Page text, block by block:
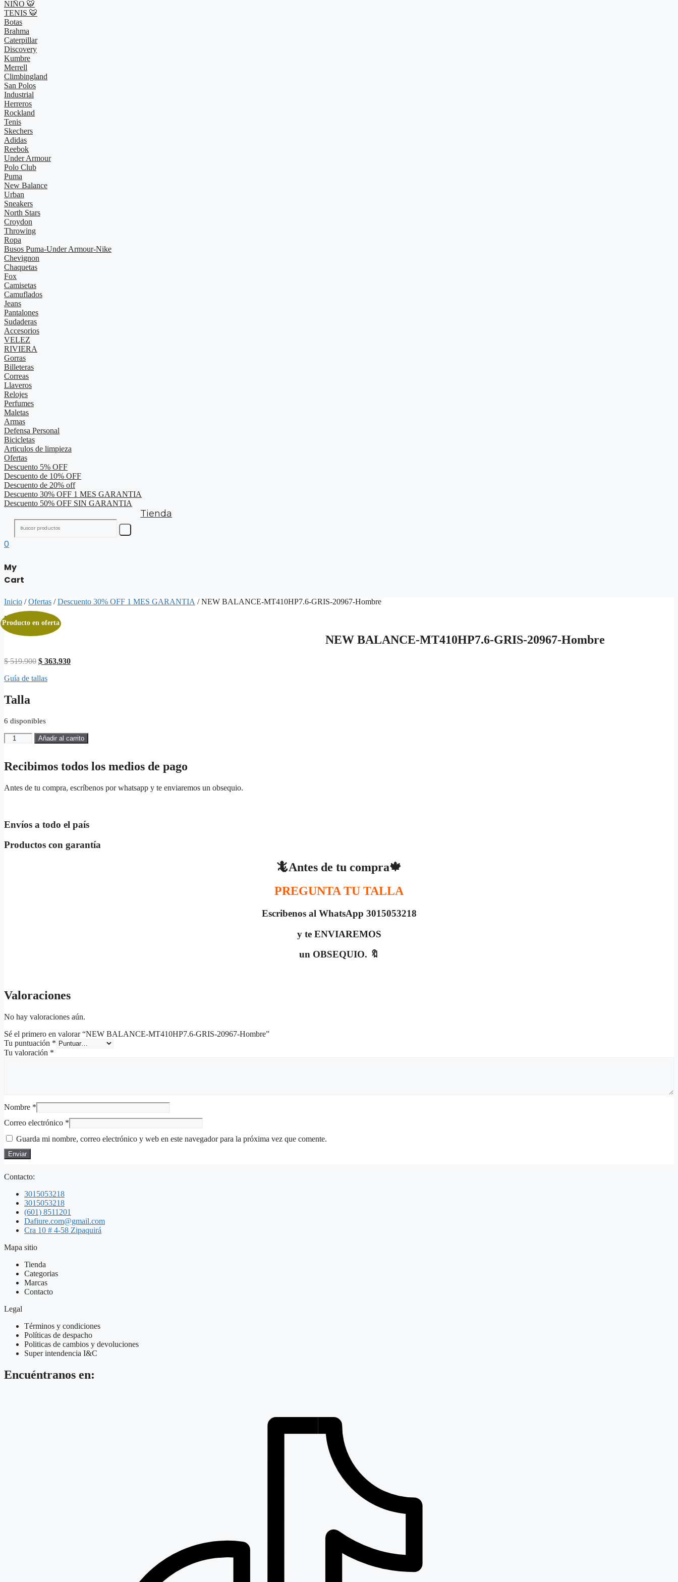
NIÑO 🐯
TENIS 🐯
Botas
Brahma
Caterpillar
Discovery
Kumbre
Merrell
Climbingland
San Polos
Industrial
Herreros
Rockland
Tenis
Skechers
Adidas
Reebok
Under Armour
Polo Club
Puma
New Balance
Urban
Sneakers
North Stars
Croydon
Throwing
Ropa
Busos Puma-Under Armour-Nike
Chevignon
Chaquetas
Fox
Camisetas
Camuflados
Jeans
Pantalones
Sudaderas
Accesorios
VELEZ
RIVIERA
Gorras
Billeteras
Correas
Llaveros
Relojes
Perfumes
Maletas
Armas
Defensa Personal
Bicicletas
Articulos de limpieza
Ofertas
Descuento 5% OFF
Descuento de 10% OFF
Descuento de 20% off
Descuento 30% OFF 1 MES GARANTIA
Descuento 50% OFF SIN GARANTIA
Tienda
0
My
Cart
Inicio /Ofertas /Descuento 30% OFF 1 MES GARANTIA / NEW BALANCE-MT410HP7.6-GRIS-20967-Hombre
Loading...
NEW BALANCE-MT410HP7.6-GRIS-20967-Hombre
Producto en oferta
$519.900 El
original
$ 363.930El
Guía de tallas
Talla
6 disponibles
NEW
BALANCE-
GRIS-
20967-
cantidad
Añadir al carrito
Recibimos todos los medios de pago
Antes de tu compra, escríbenos por whatsapp y te enviaremos un obsequio.
Envíos a todo el país
Productos con garantía
🦎Antes de tu compra🍁
PREGUNTA TU TALLA
Escribenos al WhatsApp 3015053218
y te ENVIAREMOS
un OBSEQUIO. 🔖
Valoraciones
No hay valoraciones aún.
Sé el primero en valorar “NEW BALANCE-MT410HP7.6-GRIS-20967-Hombre”
Tu puntuación *
Tu valoración *
Nombre *
Correo electrónico *
Guarda mi nombre, correo electrónico y web en este navegador para la próxima vez que comente.
Contacto:
3015053218
3015053218
(601) 8511201
Dafiure.com@gmail.com
Cra 10 # 4-58 Zipaquirá
Mapa sitio
Tienda
Categorias
Marcas
Contacto
Legal
Términos y condiciones
Políticas de despacho
Politicas de cambios y devoluciones
Super intendencia I&C
Encuéntranos en: